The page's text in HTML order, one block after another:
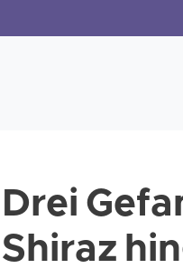
Drei
Shiraz